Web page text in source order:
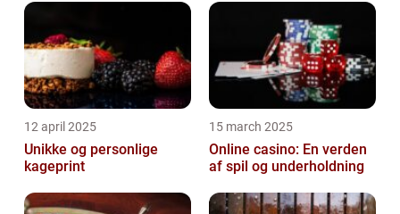
12 april 2025
Unikke og personlige
kageprint
15 march 2025
Online casino: En verden
af spil og underholdning